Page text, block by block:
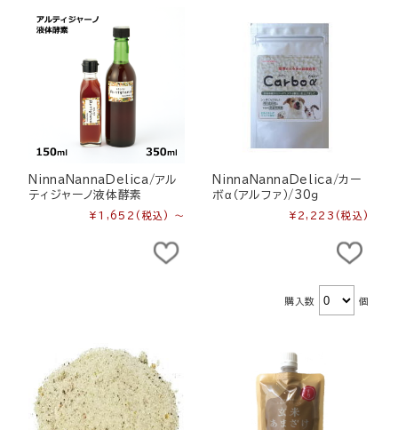
NinnaNannaDelica/アル
ティジャーノ液体酵素
¥1,652 (税込) ～
NinnaNannaDelica/カー
ボα（アルファ）/30ｇ
¥2,223 (税込)
購入数 個